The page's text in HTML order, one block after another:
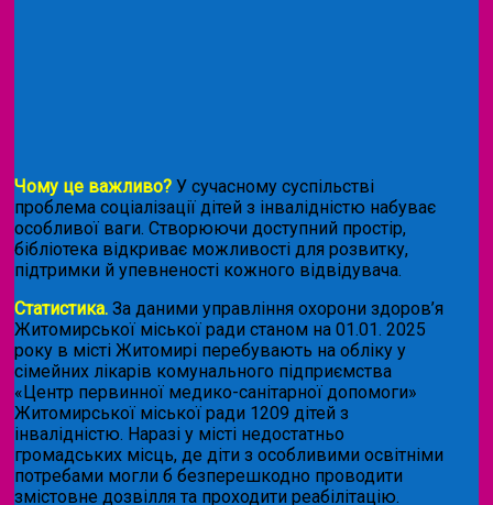
Чому це важливо? У сучасному суспільстві
проблема соціалізації дітей з інвалідністю набуває
особливої ваги. Створюючи доступний простір,
бібліотека відкриває можливості для розвитку,
підтримки й упевненості кожного відвідувача.
Статистика. За даними управління охорони здоров’я
Житомирської міської ради станом на 01.01. 2025
року в місті Житомирі перебувають на обліку у
сімейних лікарів комунального підприємства
«Центр первинної медико-санітарної допомоги»
Житомирської міської ради 1209 дітей з
інвалідністю. Наразі у місті недостатньо
громадських місць, де діти з особливими освітніми
потребами могли б безперешкодно проводити
змістовне дозвілля та проходити реабілітацію.